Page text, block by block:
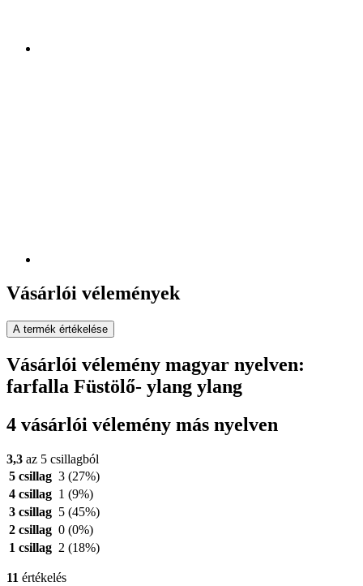
Vásárlói vélemények
A termék értékelése
Vásárlói vélemény magyar nyelven:
farfalla Füstölő- ylang ylang
4 vásárlói vélemény más nyelven
3,3 az 5 csillagból
5 csillag 3 (27%)
4 csillag 1 (9%)
3 csillag 5 (45%)
2 csillag 0 (0%)
1 csillag 2 (18%)
11 értékelés